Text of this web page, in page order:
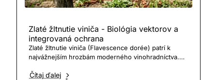
Zlaté žltnutie viniča - Biológia vektorov a
integrovaná ochrana
Zlaté žltnutie viniča (Flavescence dorée) patrí k
najvážnejším hrozbám moderného vinohradníctva.
phyto..
Čítaj ďalej